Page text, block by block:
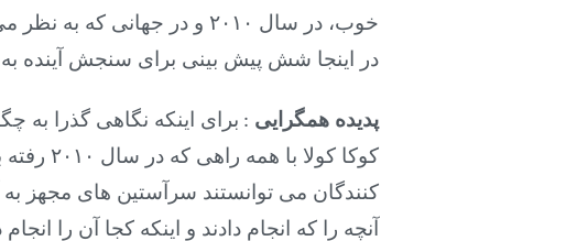
خوب، در سال ۲۰۱۰ و در
در اینجا شش پیش بینی برای سنجش آینده
پدیده همگرایی : برای اینکه نگاهی گذرا به
کوکا
کنندگان می توانستند سرآستین های مجهز
آنچه را که انجام دادند و اینکه کجا آن را